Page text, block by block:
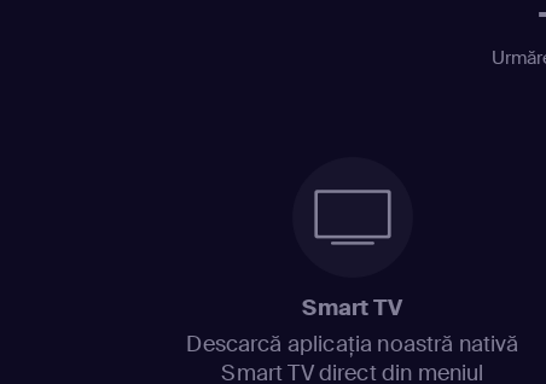
Smart TV
Descarcă aplicația noastră nativă
Smart TV direct din meniul